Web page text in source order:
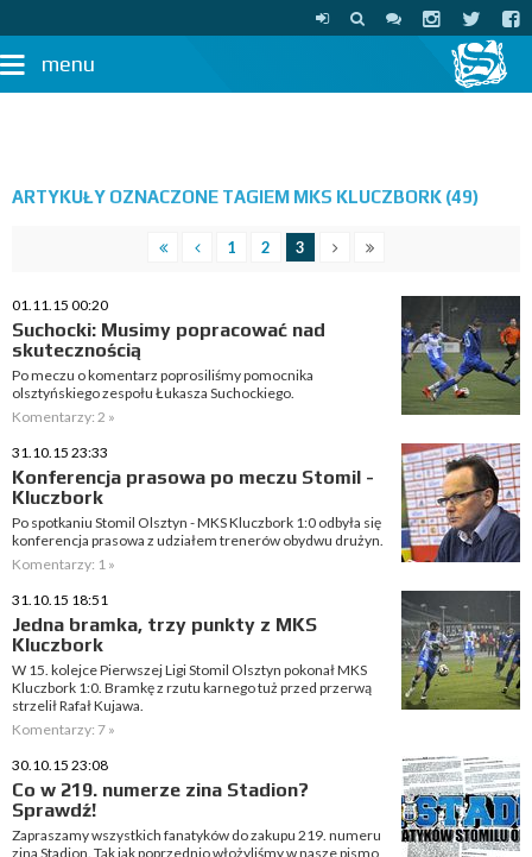
menu
ARTYKUŁY OZNACZONE TAGIEM MKS KLUCZBORK (49)
1 2 3
01.11.15 00:20
Suchocki: Musimy popracować nad
skutecznością
Po meczu o komentarz poprosiliśmy pomocnika
olsztyńskiego zespołu Łukasza Suchockiego.
Komentarzy: 2 »
31.10.15 23:33
Konferencja prasowa po meczu Stomil -
Kluczbork
Po spotkaniu Stomil Olsztyn - MKS Kluczbork 1:0 odbyła się
konferencja prasowa z udziałem trenerów obydwu drużyn.
Komentarzy: 1 »
31.10.15 18:51
Jedna bramka, trzy punkty z MKS
Kluczbork
W 15. kolejce Pierwszej Ligi Stomil Olsztyn pokonał MKS
Kluczbork 1:0. Bramkę z rzutu karnego tuż przed przerwą
strzelił Rafał Kujawa.
Komentarzy: 7 »
30.10.15 23:08
Co w 219. numerze zina Stadion?
Sprawdź!
Zapraszamy wszystkich fanatyków do zakupu 219. numeru
zina Stadion. Tak jak poprzednio włożyliśmy w nasze pismo